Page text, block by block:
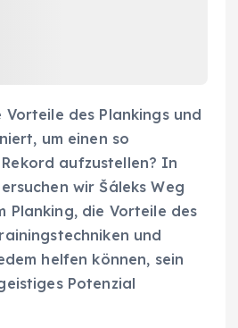
Vorteile des Plankings und
um einen so
aufzustellen? In
wir Šáleks Weg
Planking, die Vorteile des
und
helfen können, sein
Potenzial